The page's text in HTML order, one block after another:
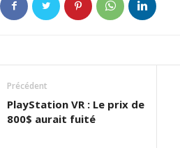
Précédent
PlayStation VR : Le prix de
800$ aurait fuité